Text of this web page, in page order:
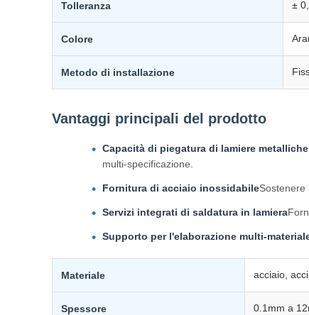
Tolleranza ±
Colore
Metodo di installazione
Vantaggi principali del prodotto
Capacità di piegatura di lamiere
multi-specificazione.
Fornitura di acciaio inossidabileSostenere
Servizi integrati di saldatura in lamiera
Supporto per l'elaborazione multi-
Materiale acciaio,
Spessore 0.1mm a